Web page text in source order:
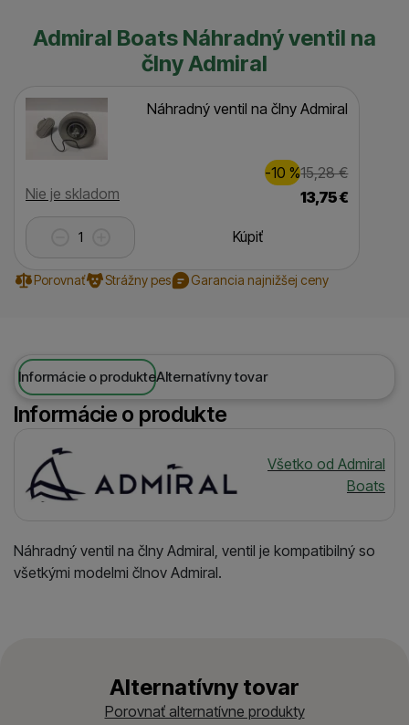
Admiral Boats Náhradný ventil na
člny Admiral
Dostupnosť
Nie je skladom
Náhradný ventil na člny Admiral
Pôvodná
15,28€
Zľava
2,00€
(
-10 %
)
13,75€
Kúpiť
Porovnať Strážny pes Garancia najnižšej ceny
Informácie o produkteAlternatívny tovar
Informácie o produkte
Výrobca
Všetko od Admiral
Boats
Náhradný ventil na člny Admiral, ventil je kompatibilný so
všetkými modelmi člnov Admiral.
Alternatívny tovar
Porovnať alternatívne produkty